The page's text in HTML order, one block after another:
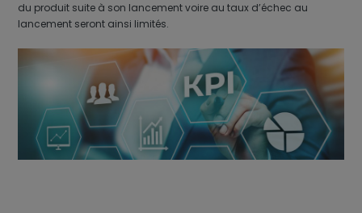
du produit suite à son lancement voire au taux d’échec au
lancement seront ainsi limités.